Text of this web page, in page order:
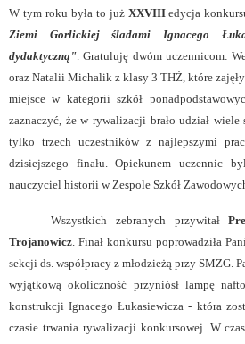
W tym roku była to już XXVIIIedycja
Ziemi Gorlickiej śladami Ignacego
dydaktyczną". Gratuluję dwóm uczennicom:
oraz Natalii Michalik z klasy 3 THŻ, które
miejsce w kategorii szkół
zaznaczyć, że w rywalizacji brało udział
tylko trzech uczestników z najlepszymi
dzisiejszego finału. Opiekunem uczennic
nauczyciel historii w Zespole Szkół
Wszystkich zebranych przywitał
Trojanowicz. Finał konkursu poprowadziła
sekcji ds. współpracy z młodzieżą przy SMZG.
wyjątkową okoliczność przyniósł lampę
konstrukcji Ignacego Łukasiewicza - która
czasie trwania rywalizacji konkursowej. W